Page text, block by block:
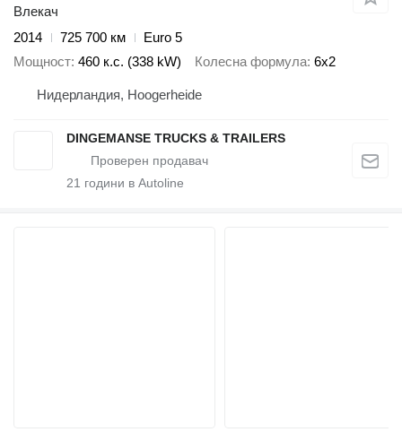
Влекач
2014
725 700 км
Euro 5
Мощност 460 к.с. (338 kW) Колесна формула 6x2
Нидерландия, Hoogerheide
DINGEMANSE TRUCKS & TRAILERS
21 години в Autoline